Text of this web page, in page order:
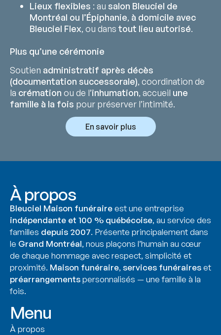
Lieux flexibles : au salon Bleuciel de
Montréal ou l’Épiphanie, à domicile avec
Bleuciel Flex, ou dans tout lieu autorisé.
Plus qu’une cérémonie
Soutien administratif après décès
(documentation successorale), coordination de
la crémation ou de l’inhumation, accueil une
famille à la fois pour préserver l’intimité.
En savoir plus
À propos
Bleuciel Maison funéraireest une entreprise
indépendante et 100 % québécoise, au service des
familles depuis 2007. Présente principalement dans
le Grand Montréal, nous plaçons l’humain au cœur
de chaque hommage avec respect, simplicité et
proximité. Maison funéraire, services funéraireset
préarrangementspersonnalisés — une famille à la
fois.
Menu
À propos